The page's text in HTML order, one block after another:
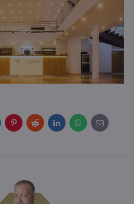
PinterestRedditLinkedInWhatsApp
E-
mail